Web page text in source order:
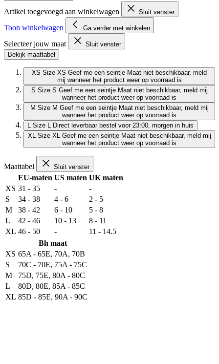
Artikel toegevoegd aan winkelwagen Sluit venster
Toon winkelwagen Ga verder met winkelen
Selecteer jouw maat
Sluit venster
Bekijk maattabel
XS Size XS Geef me een seintje Maat niet beschikbaar, meld
mij wanneer het product weer op voorraad is
S Size S Geef me een seintje Maat niet beschikbaar, meld mij
wanneer het product weer op voorraad is
M Size M Geef me een seintje Maat niet beschikbaar, meld mij
wanneer het product weer op voorraad is
Size L Direct leverbaar bestel voor 23:00, morgen in huis
XL
Size XL Geef me een seintje Maat niet beschikbaar, meld mij
wanneer het product weer op voorraad is
Maattabel Sluit venster
EU-maten US maten UK maten
XS 31 - 35 -
-
S
34 - 38 4 - 6
2 - 5
M
38 - 42 6 - 10
5 - 8
L
42 - 46 10 - 13
8 - 11
XL 46 - 50 -
11 - 14.5
Bh maat
XS 65A - 65E, 70A, 70B
S
70C - 70E, 75A - 75C
M
75D, 75E, 80A - 80C
L
80D, 80E, 85A - 85C
XL 85D - 85E, 90A - 90C